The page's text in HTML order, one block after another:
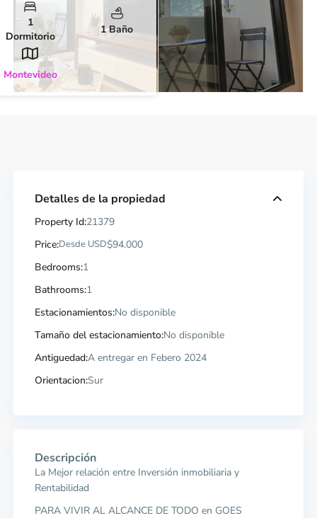
1
Dormitorio
1 Baño
Montevideo
Detalles de la propiedad
Property Id:21379
Price:Desde USD$94.000
Bedrooms:1
Bathrooms:1
Estacionamientos:No disponible
Tamaño del estacionamiento:No disponible
Antiguedad:A entregar en Febero 2024
Orientacion:Sur
Descripción
La Mejor relación entre Inversión inmobiliaria y
Rentabilidad
PARA VIVIR AL ALCANCE DE TODO en GOES